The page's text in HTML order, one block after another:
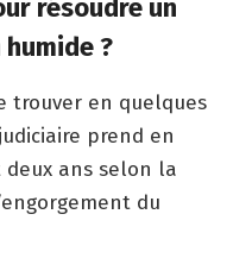
résoudre un
?
trouver en quelques
prend en
deux ans selon la
du